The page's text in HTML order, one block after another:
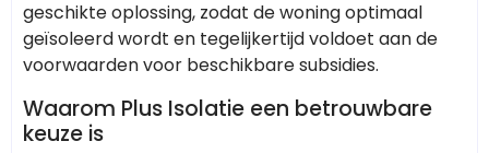
geschikte oplossing, zodat de woning optimaal
geïsoleerd wordt en tegelijkertijd voldoet aan de
voorwaarden voor beschikbare subsidies.
Waarom Plus Isolatie een betrouwbare
keuze is